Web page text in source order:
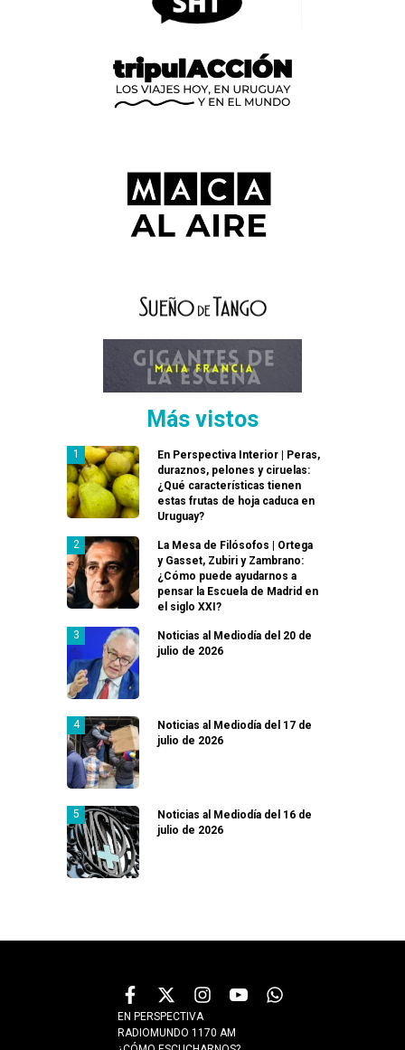
Más vistos
En Perspectiva Interior | Peras,
duraznos, pelones y ciruelas:
¿Qué características tienen
estas frutas de hoja caduca en
Uruguay?
La Mesa de Filósofos | Ortega
y Gasset, Zubiri y Zambrano:
¿Cómo puede ayudarnos a
pensar la Escuela de Madrid en
el siglo XXI?
Noticias al Mediodía del 20 de
julio de 2026
Noticias al Mediodía del 17 de
julio de 2026
Noticias al Mediodía del 16 de
julio de 2026
EN PERSPECTIVA
RADIOMUNDO 1170 AM